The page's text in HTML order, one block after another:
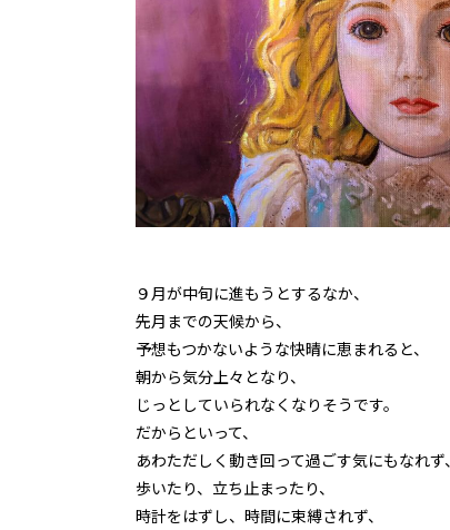
９月が中旬に進もうとするなか、
先月までの天候から、
予想もつかないような快晴に恵まれると、
朝から気分上々となり、
じっとしていられなくなりそうです。
だからといって、
あわただしく動き回って過ごす気にもなれず、
歩いたり、立ち止まったり、
時計をはずし、時間に束縛されず、